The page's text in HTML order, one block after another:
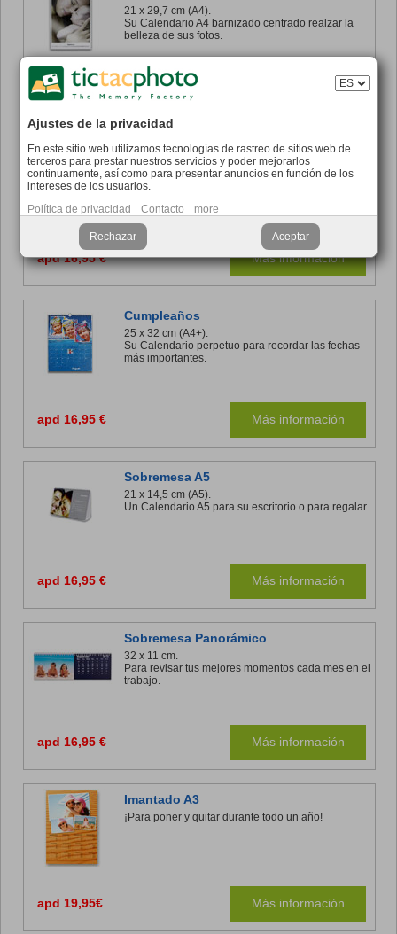
21 x 29,7 cm (A4).
Su Calendario A4 barnizado centrado realzar la
belleza de sus fotos.
apd 18,95 €
Mural
25 x 32 cm (A4+).
Un Calendario Mural simple y eficaz.
apd 16,95 € Más información
Cumpleaños
25 x 32 cm (A4+).
Su Calendario perpetuo para recordar las fechas
más importantes.
apd 16,95 € Más información
Sobremesa A5
21 x 14,5 cm (A5).
Un Calendario A5 para su escritorio o para regalar.
apd 16,95 € Más información
Sobremesa Panorámico
32 x 11 cm.
Para revisar tus mejores momentos cada mes en el
trabajo.
apd 16,95 € Más información
Imantado A3
¡Para poner y quitar durante todo un año!
apd 19,95€ Más información
Ajustes de la privacidad
En este sitio web utilizamos tecnologías de rastreo de sitios web de
terceros para prestar nuestros servicios y poder mejorarlos
continuamente, así como para presentar anuncios en función de los
intereses de los usuarios.
Política de privacidad
Contacto more
Rechazar Aceptar